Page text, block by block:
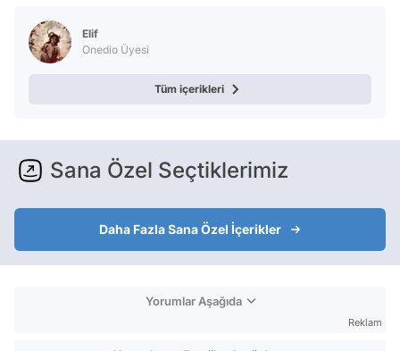
Elif
Onedio Üyesi
Tüm içerikleri
Sana Özel Seçtiklerimiz
Daha Fazla Sana Özel İçerikler
Yorumlar Aşağıda
Reklam